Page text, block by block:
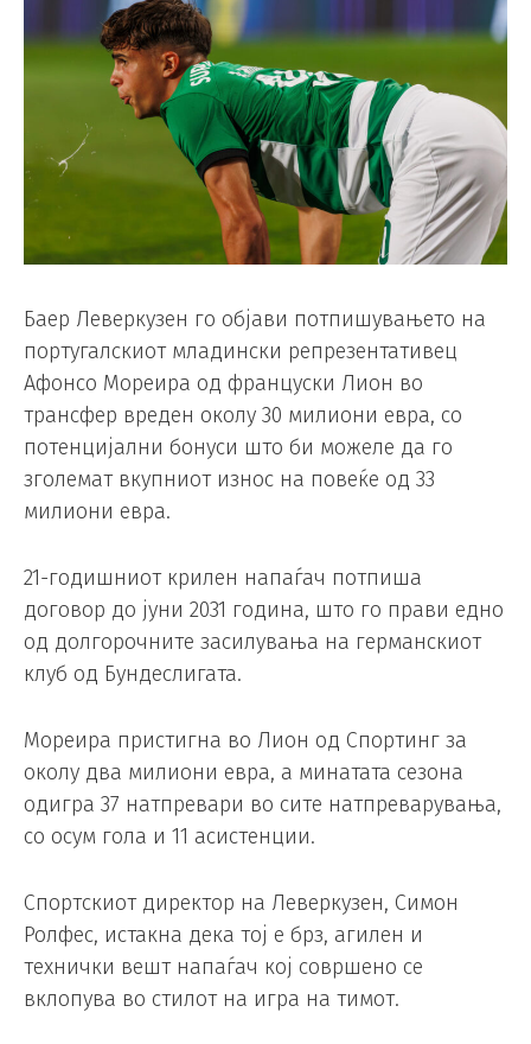
Баер Леверкузен го објави потпишувањето на
португалскиот младински репрезентативец
Афонсо Мореира од француски Лион во
трансфер вреден околу 30 милиони евра, со
потенцијални бонуси што би можеле да го
зголемат вкупниот износ на повеќе од 33
милиони евра.
21-годишниот крилен напаѓач потпиша
договор до јуни 2031 година, што го прави едно
од долгорочните засилувања на германскиот
клуб од Бундеслигата.
Мореира пристигна во Лион од Спортинг за
околу два милиони евра, а минатата сезона
одигра 37 натпревари во сите натпреварувања,
со осум гола и 11 асистенции.
Спортскиот директор на Леверкузен, Симон
Ролфес, истакна дека тој е брз, агилен и
технички вешт напаѓач кој совршено се
вклопува во стилот на игра на тимот.